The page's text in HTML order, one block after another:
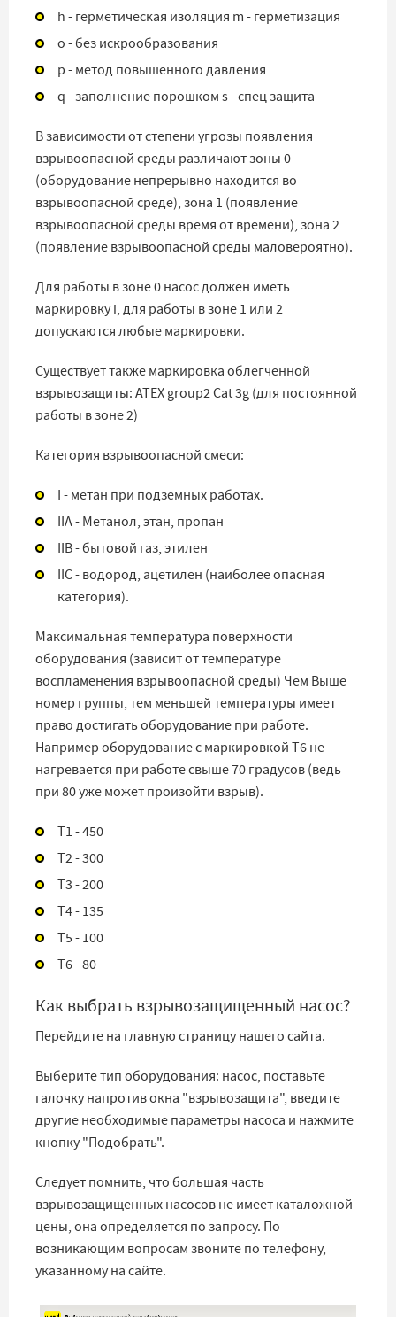
h - герметическая изоляция m - герметизация
o - без искрообразования
p - метод повышенного давления
q - заполнение порошком s - спец защита
В зависимости от степени угрозы появления
взрывоопасной среды различают зоны 0
(оборудование непрерывно находится во
взрывоопасной среде), зона 1 (появление
взрывоопасной среды время от времени), зона 2
(появление взрывоопасной среды маловероятно).
Для работы в зоне 0 насос должен иметь
маркировку i, для работы в зоне 1 или 2
допускаются любые маркировки.
Существует также маркировка облегченной
взрывозащиты: ATEX group2 Cat 3g (для постоянной
работы в зоне 2)
Категория взрывоопасной смеси:
I - метан при подземных работах.
IIA - Метанол, этан, пропан
IIB - бытовой газ, этилен
IIC - водород, ацетилен (наиболее опасная
категория).
Максимальная температура поверхности
оборудования (зависит от температуре
воспламенения взрывоопасной среды) Чем Выше
номер группы, тем меньшей температуры имеет
право достигать оборудование при работе.
Например оборудование с маркировкой T6 не
нагревается при работе свыше 70 градусов (ведь
при 80 уже может произойти взрыв).
T1 - 450
T2 - 300
T3 - 200
T4 - 135
T5 - 100
T6 - 80
Как выбрать взрывозащищенный насос?
Перейдите на главную страницу нашего сайта.
Выберите тип оборудования: насос, поставьте
галочку напротив окна "взрывозащита", введите
другие необходимые параметры насоса и нажмите
кнопку "Подобрать".
Следует помнить, что большая часть
взрывозащищенных насосов не имеет каталожной
цены, она определяется по запросу. По
возникающим вопросам звоните по телефону,
указанному на сайте.